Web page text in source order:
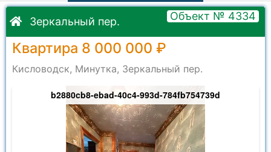
Зеркальный пер. Объект № 4334
Квартира 8 000 000 ₽
Кисловодск, Минутка, Зеркальный пер.
b2880cb8-ebad-40c4-993d-784fb754739d